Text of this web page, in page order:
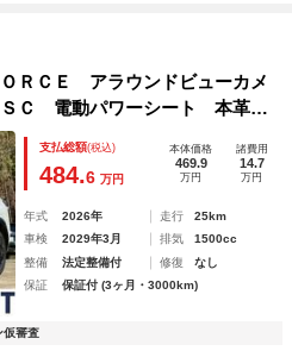
ＲＣＥ アラウンドビューカメ
Ｃ 電動パワーシート 本革シ
オートクルーズコントロー
サイドエアバック ＬＥＤヘッ
支払総額(税込)
484.6 万円
本体価格
469.9
万円
諸費用
14.7
万円
年式 2026年 走行
25km
車検
2029年3月 排気
1500cc
整備
法定整備付 修復
なし
保証
保証付 (3ヶ月・3000km)
仮審査